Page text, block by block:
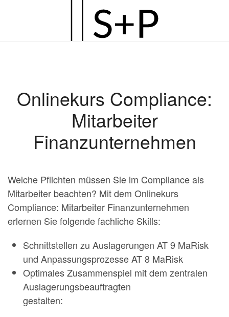
Onlinekurs Compliance:
Mitarbeiter
Finanzunternehmen
Welche Pflichten müssen Sie im Compliance als
Mitarbeiter beachten? Mit dem Onlinekurs
Compliance: Mitarbeiter Finanzunternehmen
erlernen Sie folgende fachliche Skills:
Schnittstellen zu Auslagerungen AT 9 MaRisk
und Anpassungsprozesse AT 8 MaRisk
Optimales Zusammenspiel mit dem zentralen
Auslagerungsbeauftragten
gestalten: